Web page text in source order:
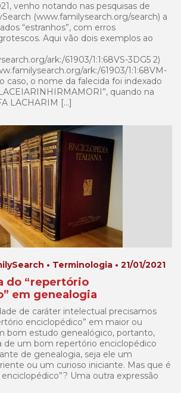
venho notando nas pesquisas de
(www.familysearch.org/search) a
“estranhos”, com erros
Aqui vão dois exemplos ao
ark:/61903/1:1:68VS-3DG5 2)
ark:/61903/1:1:68VM-
caso, o nome da falecida foi indexado
quando na
LACHARIM […]
• Terminologia • 21/01/2021
do “repertório
em genealogia
de caráter intelectual precisamos
enciclopédico” em maior ou
bom estudo genealógico, portanto,
de um bom repertório enciclopédico
de genealogia, seja ele um
ou um curioso iniciante. Mas que é
Uma outra expressão